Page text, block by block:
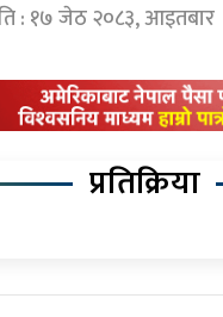
: १७ जेठ २०८३,
प्रतिक्रिया